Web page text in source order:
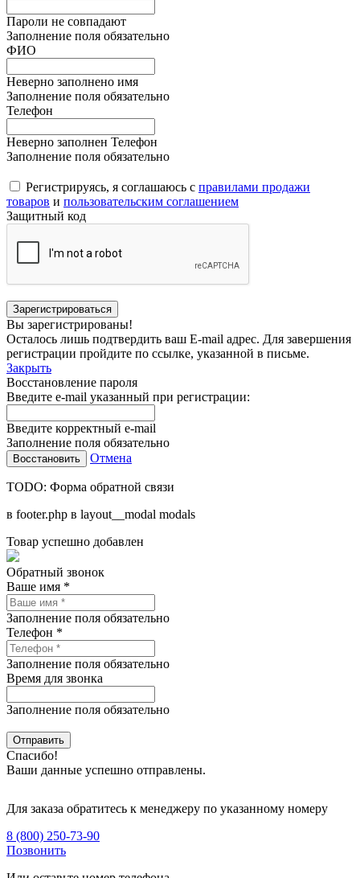
Пароли не совпадают
Заполнение поля обязательно
ФИО
Неверно заполнено имя
Заполнение поля обязательно
Телефон
Неверно заполнен Телефон
Заполнение поля обязательно
Регистрируясь, я соглашаюсь с правилами продажи
товаров и пользовательским соглашением
Защитный код
Вы зарегистрированы!
Осталось лишь подтвердить ваш E-mail адрес. Для завершения
регистрации пройдите по ссылке, указанной в письме.
Закрыть
Восстановление пароля
Введите e-mail указанный при регистрации:
Введите корректный e-mail
Заполнение поля обязательно
Отмена
TODO: Форма обратной связи
в footer.php в layout__modal modals
Товар успешно добавлен
Обратный звонок
Ваше имя *
Заполнение поля обязательно
Телефон *
Заполнение поля обязательно
Время для звонка
Заполнение поля обязательно
Спасибо!
Ваши данные успешно отправлены.
Для заказа обратитесь к менеджеру по указанному номеру
8 (800) 250-73-90
Позвонить